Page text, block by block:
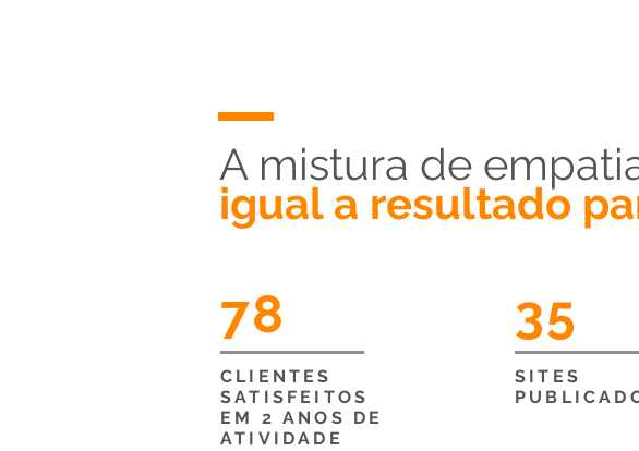
A mistura de
igual a resultado
78
CLIENTES
SATISFEITOS
EM 2 ANOS DE
ATIVIDADE
35
SITES